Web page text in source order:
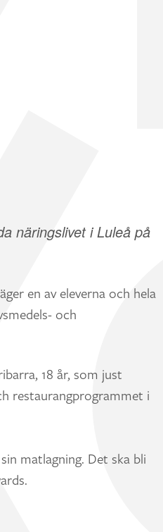
näringslivet i Luleå på
en av eleverna och hela
och
18 år, som just
restaurangprogrammet i
matlagning. Det ska bli